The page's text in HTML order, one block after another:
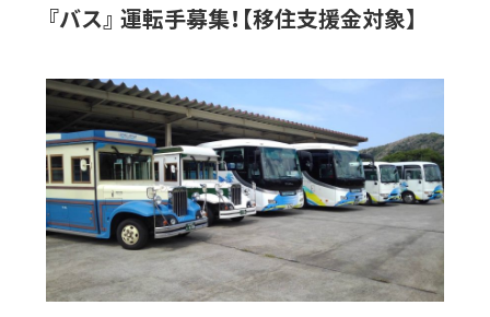
『バス』 運転手募集！【移住支援金対象】